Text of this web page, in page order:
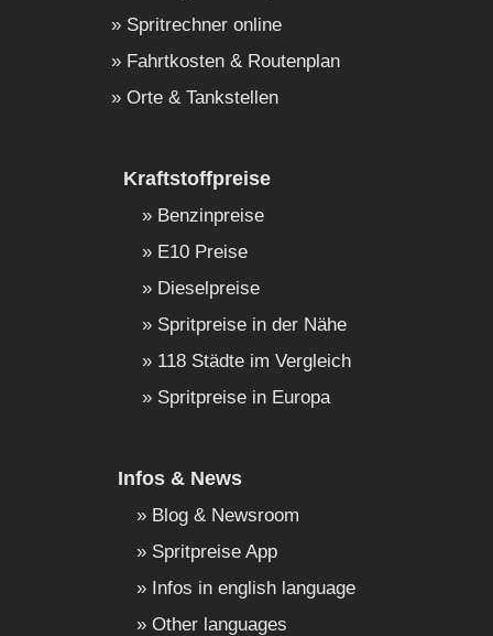
Spritrechner online
Fahrtkosten & Routenplan
Orte & Tankstellen
Kraftstoffpreise
Benzinpreise
E10 Preise
Dieselpreise
Spritpreise in der Nähe
118 Städte im Vergleich
Spritpreise in Europa
Infos & News
Blog & Newsroom
Spritpreise App
Infos in english language
Other languages